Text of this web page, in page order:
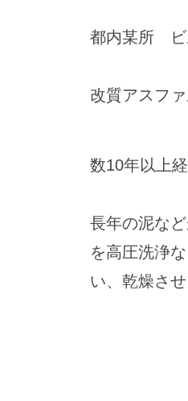
都内某所 ビ
改質アスフ
数10年以上
長年の泥な
を高圧洗浄
い、乾燥させ